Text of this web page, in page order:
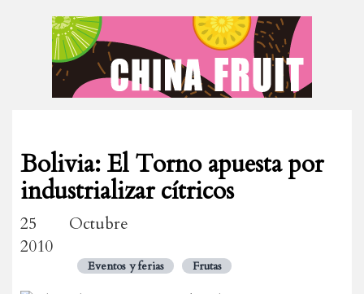
Bolivia: El Torno apuesta por
industrializar cítricos
25 Octubre
2010
Eventos y ferias Frutas